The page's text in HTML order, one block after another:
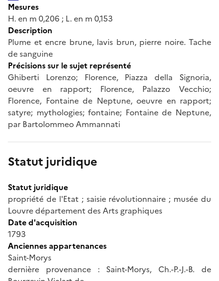
Mesures
H. en m 0,206 ; L. en m 0,153
Description
Plume et encre brune, lavis brun, pierre noire. Tache
de sanguine
Précisions sur le sujet représenté
Ghiberti Lorenzo; Florence, Piazza della Signoria,
oeuvre en rapport; Florence, Palazzo Vecchio;
Florence, Fontaine de Neptune, oeuvre en rapport;
satyre; mythologies; fontaine; Fontaine de Neptune,
par Bartolommeo Ammannati
Statut juridique
Statut juridique
propriété de l'Etat ; saisie révolutionnaire ; musée du
Louvre département des Arts graphiques
Date d'acquisition
1793
Anciennes appartenances
Saint-Morys
dernière provenance : Saint-Morys, Ch.-P.-J.-B. de